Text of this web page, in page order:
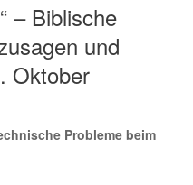
– Biblische
und
Oktober
Probleme beim